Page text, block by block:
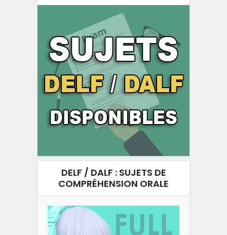
DELF / DALF : SUJETS DE
COMPRÉHENSION ORALE